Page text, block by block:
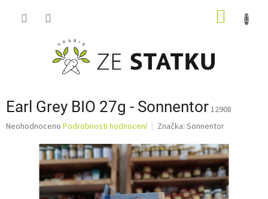
Earl Grey BIO 27g - Sonnentor12908
Průměrné
Neohodnoceno Podrobnosti hodnocení Značka: Sonnentor